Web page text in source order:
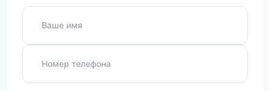
Ваше имя
Номер телефона